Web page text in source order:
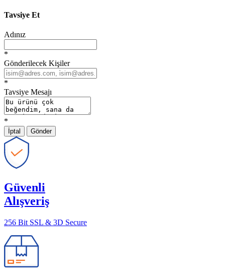
Tavsiye Et
Adınız
*
Gönderilecek Kişiler
*
Tavsiye Mesajı
*
İptal Gönder
Güvenli
Alışveriş
256 Bit SSL & 3D Secure